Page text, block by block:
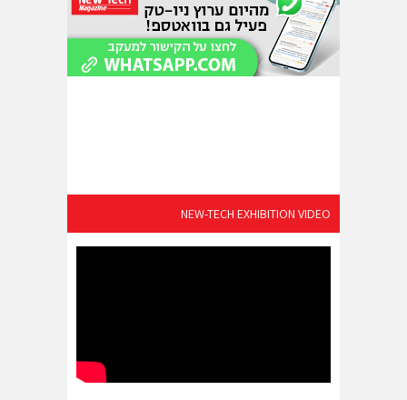
NEW-TECH EXHIBITION VIDEO